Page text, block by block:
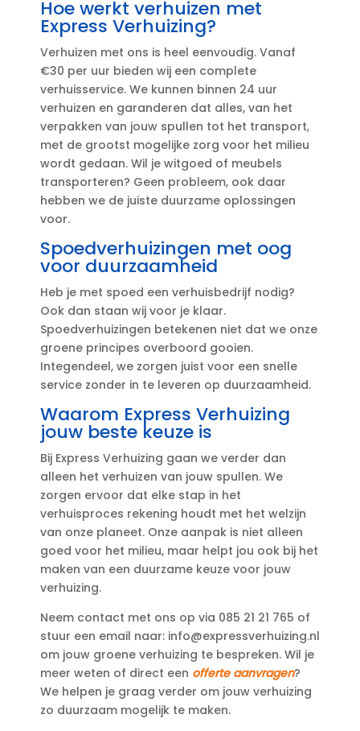
Hoe werkt verhuizen met
Express Verhuizing?
Verhuizen met ons is heel eenvoudig.​ Vanaf
€30 per uur bieden wij een complete
verhuisservice.​ We kunnen binnen 24 uur
verhuizen en garanderen dat alles, van het
verpakken van jouw spullen tot het transport,
met de grootst mogelijke zorg voor het milieu
wordt gedaan.​ Wil je witgoed of meubels
transporteren? Geen probleem, ook daar
hebben we de juiste duurzame oplossingen
voor.​
Spoedverhuizingen met oog
voor duurzaamheid
Heb je met spoed een verhuisbedrijf nodig?
Ook dan staan wij voor je klaar.​
Spoedverhuizingen betekenen niet dat we onze
groene principes overboord gooien.​
Integendeel, we zorgen juist voor een snelle
service zonder in te leveren op duurzaamheid.​
Waarom Express Verhuizing
jouw beste keuze is
Bij Express Verhuizing gaan we verder dan
alleen het verhuizen van jouw spullen.​ We
zorgen ervoor dat elke stap in het
verhuisproces rekening houdt met het welzijn
van onze planeet.​ Onze aanpak is niet alleen
goed voor het milieu, maar helpt jou ook bij het
maken van een duurzame keuze voor jouw
verhuizing.​
Neem contact met ons op via 085 21 21 765 of
stuur een email naar: info@expressverhuizing.​nl
om jouw groene verhuizing te bespreken.​ Wil je
meer weten of direct een offerte aanvragen?
We helpen je graag verder om jouw verhuizing
zo duurzaam mogelijk te maken.​